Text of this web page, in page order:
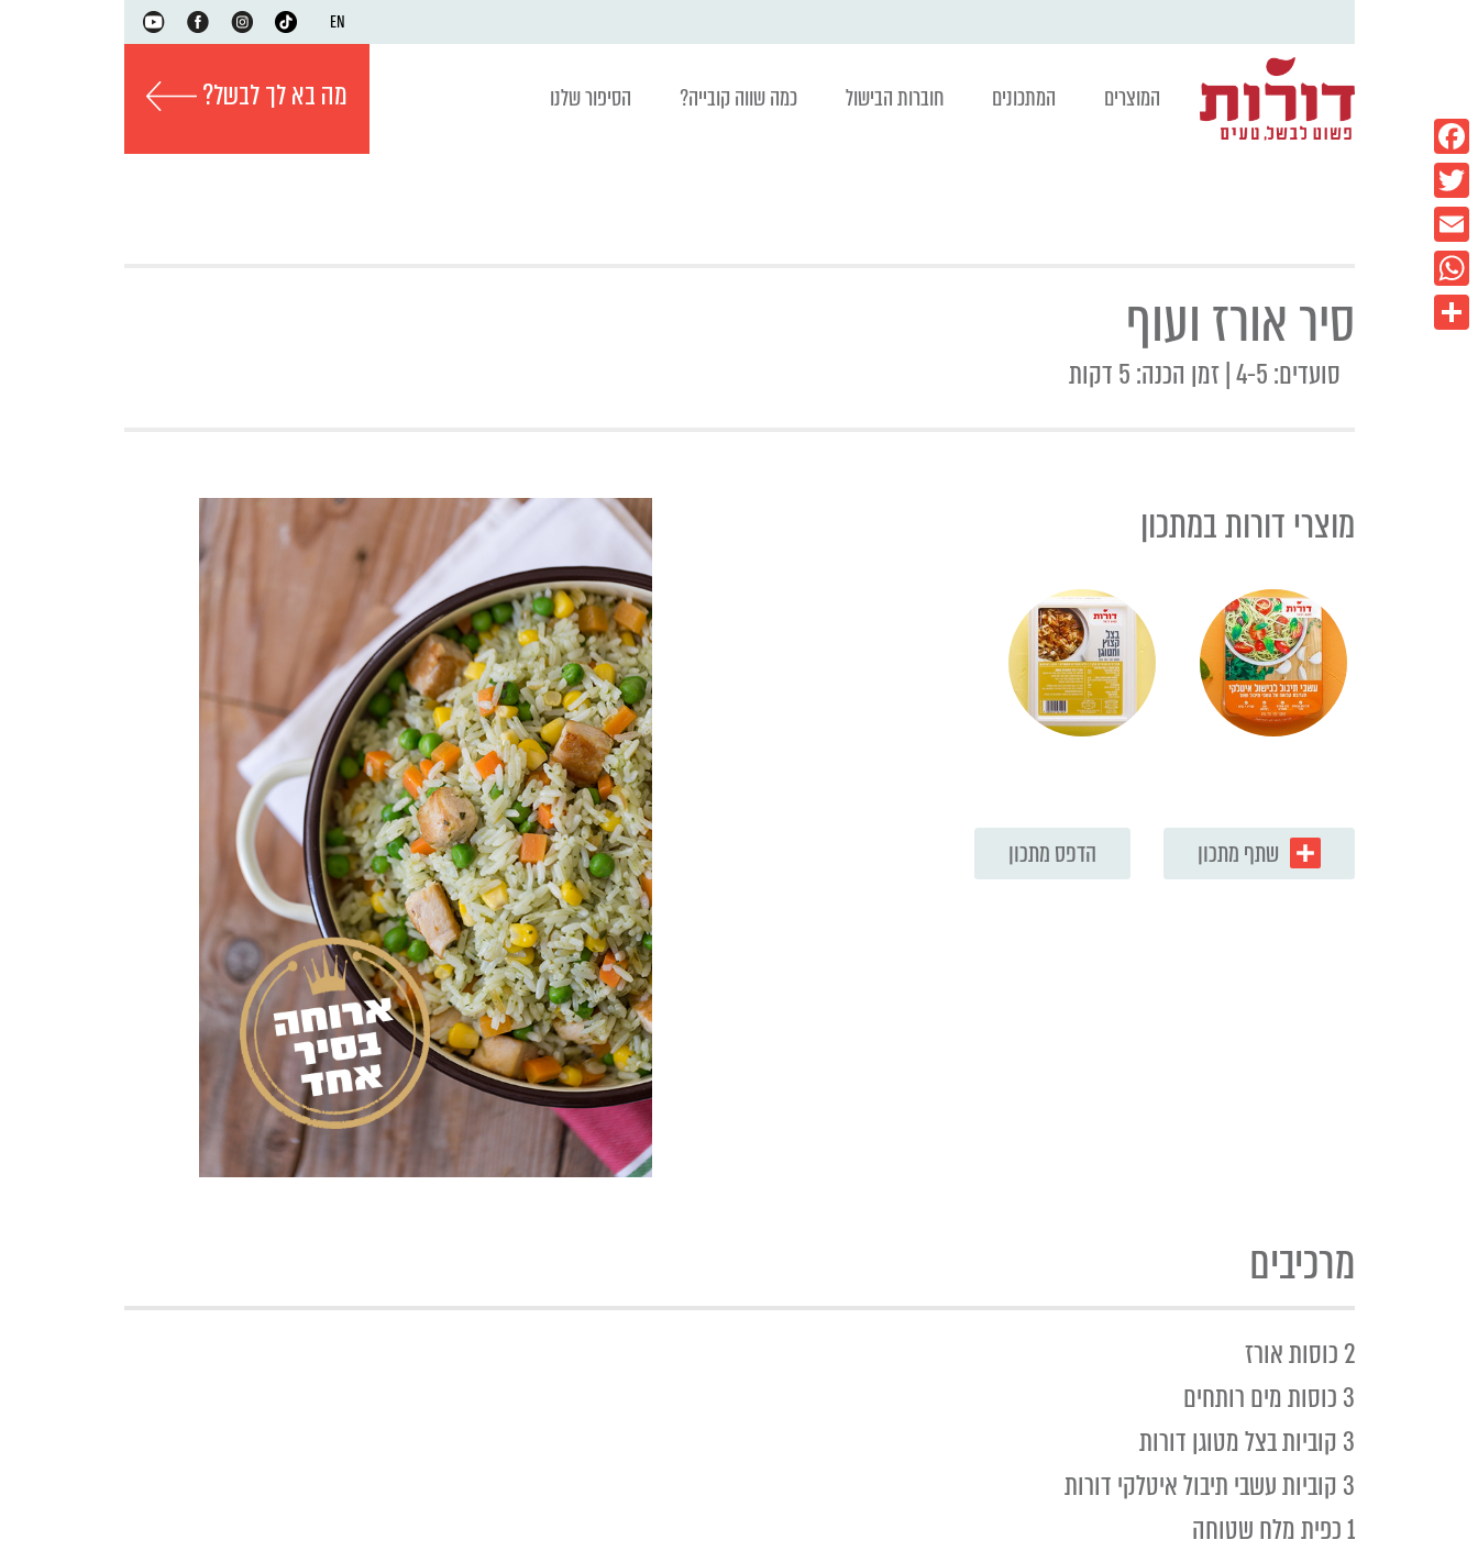
EN
המוצרים המתכונים חוברות הבישול כמה שווה קובייה? הסיפור שלנו מה בא לך לבשל?
סיר אורז ועוף
סועדים: 4-5 | זמן הכנה: 5 דקות
מוצרי דורות במתכון
הדפס מתכון שתף מתכון
מרכיבים
2 כוסות אורז
3 כוסות מים רותחים
3 קוביות בצל מטוגן דורות
3 קוביות עשבי תיבול איטלקי דורות
1 כפית מלח שטוחה
Facebook
Twitter
Email
WhatsApp